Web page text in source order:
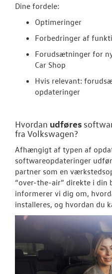
Dine fordele:
Optimeringer
Forbedringer af
Forudsætninger for
Car Shop
Hvis relevant:
opdateringer
Hvordan udføres
fra Volkswagen?
Afhængigt af typen af
softwareopdateringer
partner som en
“over-the-air” direkte i din
informerer vi dig om,
installeres, og hvordan du